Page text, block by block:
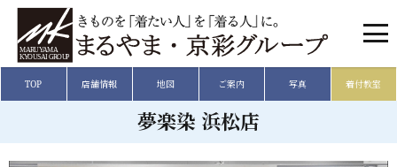
TOP 店舗情報 地図 ご案内 写真 着付教室
夢楽染 浜松店